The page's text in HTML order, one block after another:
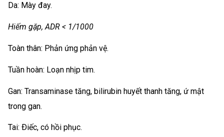
Da: Mày đay.
Hiếm gặp, ADR < 1/1000
Toàn thân: Phản ứng phản vệ.
Tuần hoàn: Loạn nhịp tim.
Gan: Transaminase tăng, bilirubin huyết thanh tăng, ứ mật
trong gan.
Tai: Ðiếc, có hồi phục.